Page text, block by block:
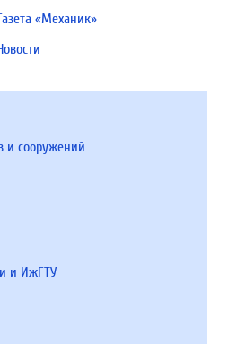
«Механик»
и сооружений
и ИжГТУ